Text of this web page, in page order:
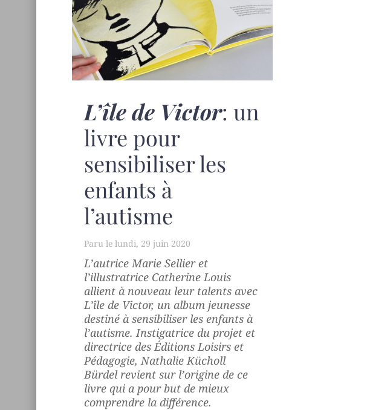
L’île de Victor: un
livre pour
sensibiliser les
enfants à
l’autisme
lundi, 29 juin 2020
L’autrice Marie Sellier et
l’illustratrice Catherine Louis
allient à nouveau leur talents avec
L’île de Victor, un album jeunesse
destiné à sensibiliser les enfants à
l’autisme. Instigatrice du projet et
directrice des Éditions Loisirs et
Pédagogie, Nathalie Kücholl
Bürdel revient sur l’origine de ce
livre qui a pour but de mieux
comprendre la différence.